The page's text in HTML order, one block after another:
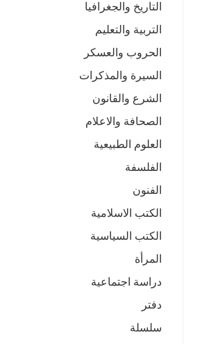
التاريخ والجغرافيا
التربية والتعليم
الحروب والعسكر
السيرة والمذكرات
الشرع والقانون
الصحافة والاعلام
العلوم الطبيعية
الفلسفة
الفنون
الكتب الاسلامية
الكتب السياسية
المرأة
دراسة اجتماعية
دفتر
سلسلة